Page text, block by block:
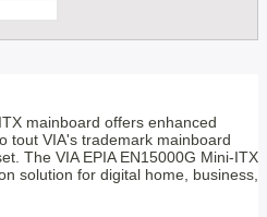
mainboard offers enhanced
tout VIA's trademark mainboard
The VIA EPIA EN15000G Mini-ITX
solution for digital home, business,